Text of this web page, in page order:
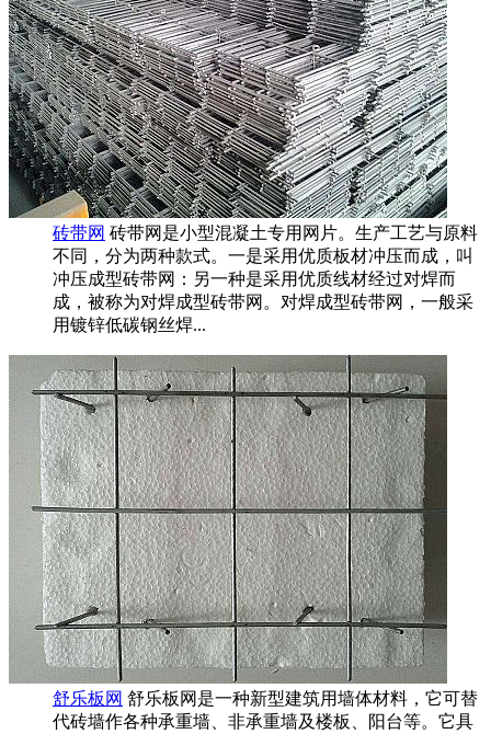
砖带网 砖带网是小型混凝土专用网片。生产工艺与原料
不同，分为两种款式。一是采用优质板材冲压而成，叫
冲压成型砖带网：另一种是采用优质线材经过对焊而
成，被称为对焊成型砖带网。对焊成型砖带网，一般采
用镀锌低碳钢丝焊...
舒乐板网 舒乐板网是一种新型建筑用墙体材料，它可替
代砖墙作各种承重墙、非承重墙及楼板、阳台等。它具